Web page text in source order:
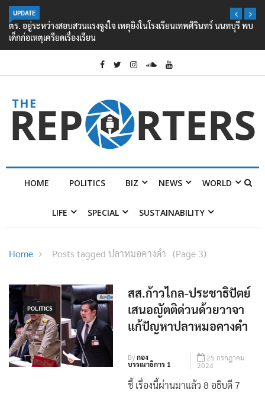
UPDATE
ตร. อยู่ระหว่างสอบสวนแรงจูงใจ เหตุยิงในโรงเรียนเทพศิรินทร์ นนทบุรี พบ
เด็กก่อเหตุเครียดเรื่องเรียน
HOME POLITICS BIZ NEWS WORLD
LIFE SPECIAL SUSTAINABILITY
Home Posts tagged ปลาหมอคางดำ (Page 3)
POLITICS
สส.ก้าวไกล-ประชาธิปัตย์
เสนอญัตติด่วนด้วยวาจา
แก้ปัญหาปลาหมอคางดำ
Byกอง
บรรณาธิการ 1
25 กรกฎาคม
2024
ชี้ เรื่องนี้ผ่านมาแล้ว 8 อธิบดี 7